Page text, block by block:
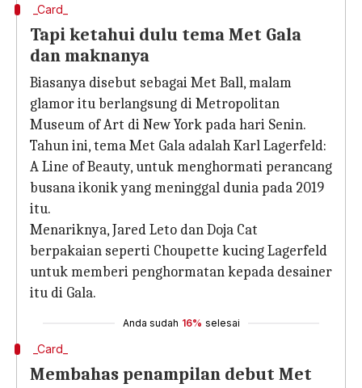
_Card_
Tapi ketahui dulu tema Met Gala
dan maknanya
Biasanya disebut sebagai Met Ball, malam
glamor itu berlangsung di Metropolitan
Museum of Art di New York pada hari Senin.
Tahun ini, tema Met Gala adalah Karl Lagerfeld:
A Line of Beauty, untuk menghormati perancang
busana ikonik yang meninggal dunia pada 2019
itu.
Menariknya, Jared Leto dan Doja Cat
berpakaian seperti Choupette kucing Lagerfeld
untuk memberi penghormatan kepada desainer
itu di Gala.
Anda sudah 16% selesai
_Card_
Membahas penampilan debut Met